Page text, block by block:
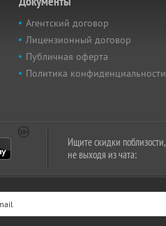
Агентский договор
Лицензионный договор
Публичная оферта
Политика конфиденциальности
Ищите скидки поблизости,
не выходя из чата: